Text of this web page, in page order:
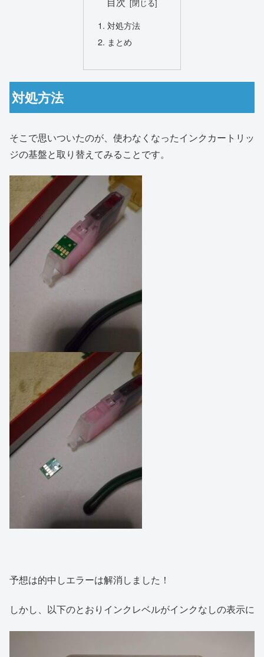
対処方法
まとめ
対処方法
そこで思いついたのが、使わなくなったインクカートリッ
ジの基盤と取り替えてみることです。
予想は的中しエラーは解消しました！
しかし、以下のとおりインクレベルがインクなしの表示に